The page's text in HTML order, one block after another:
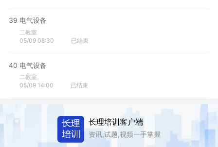
39 电气设备
二教室
05/09 08:30
已结束
40 电气设备
二教室
05/09 14:00
已结束
长理培训客户端
资讯,试题,视频一手掌握